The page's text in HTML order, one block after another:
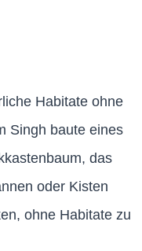
Habitate ohne
Singh baute eines
das
oder Kisten
ohne Habitate zu